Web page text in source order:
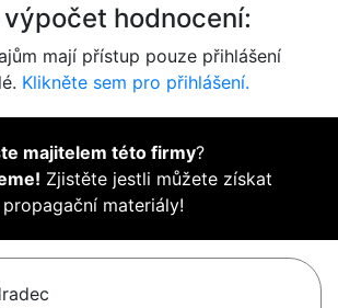
hodnocení:
mají přístup pouze přihlášení
Klikněte sem pro přihlášení.
majitelem této firmy?
Zjistěte jestli můžete získat
propagační materiály!